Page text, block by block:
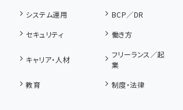
システム運用
BCP／DR
セキュリティ 働き方
キャリア・人材
フリーランス／起
業
教育 制度・法律